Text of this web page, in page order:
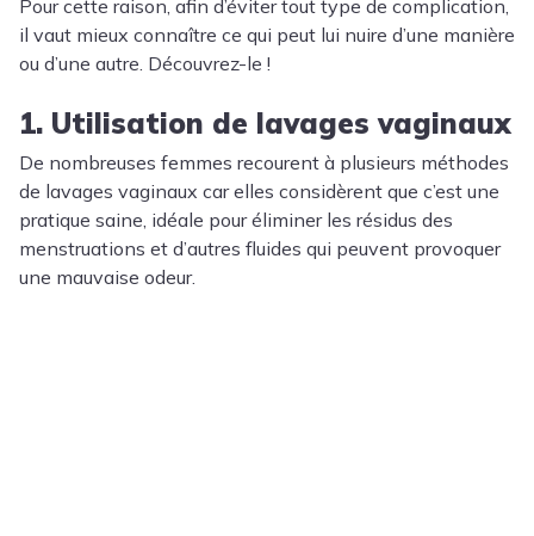
Pour cette raison, afin d’éviter tout type de complication,
il vaut mieux connaître ce qui peut lui nuire d’une manière
ou d’une autre. Découvrez-le !
1. Utilisation de lavages vaginaux
De nombreuses femmes recourent à plusieurs méthodes
de lavages vaginaux car elles considèrent que c’est une
pratique saine, idéale pour éliminer les résidus des
menstruations et d’autres fluides qui peuvent provoquer
une mauvaise odeur.